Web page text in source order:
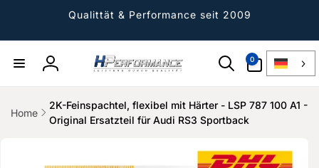
Qualittät & Performance seit 2009
Einloggen
0
Artikel
Home
2K-Feinspachtel, flexibel mit Härter - LSP 787 100 A1 -
Original Ersatzteil für Audi RS3 Sportback